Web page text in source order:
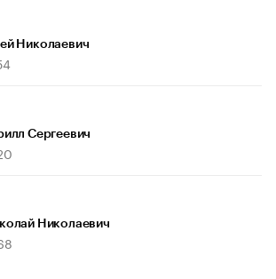
Николаевич
Сергеевич
Николаевич